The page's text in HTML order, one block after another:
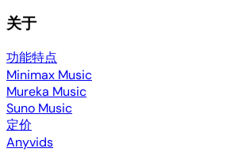
关于
功能特点
Minimax Music
Mureka Music
Suno Music
定价
Anyvids